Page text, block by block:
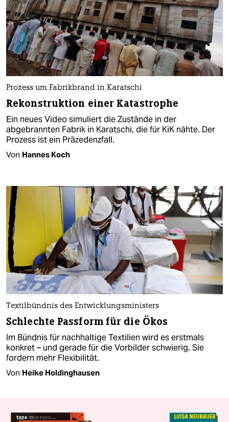
Prozess um Fabrikbrand in Karatschi
Rekonstruktion einer Katastrophe
Ein neues Video simuliert die Zustände in der
abgebrannten Fabrik in Karatschi, die für KiK nähte. Der
Prozess ist ein Präzedenzfall.
Von Hannes Koch
Textilbündnis des Entwicklungsministers
Schlechte Passform für die Ökos
Im Bündnis für nachhaltige Textilien wird es erstmals
konkret – und gerade für die Vorbilder schwierig. Sie
fordern mehr Flexibilität.
Von Heike Holdinghausen